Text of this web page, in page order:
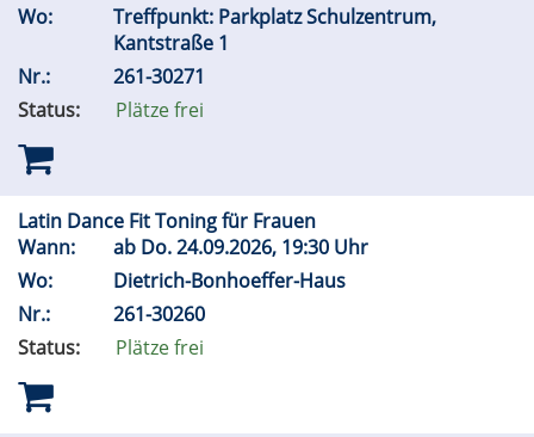
Wo:
Treffpunkt: Parkplatz Schulzentrum,
Kantstraße 1
Nr.:
261-30271
Status:
Plätze frei
Latin Dance Fit Toning für Frauen
Wann:
ab Do.24.09.2026, 19:30 Uhr
Wo:
Dietrich-Bonhoeffer-Haus
Nr.:
261-30260
Status:
Plätze frei